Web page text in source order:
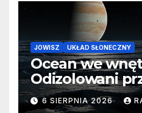
JOWISZ UKŁAD SŁONECZNY
Ocean we
Odizolowani
barierę
6 SIERPNIA 2026